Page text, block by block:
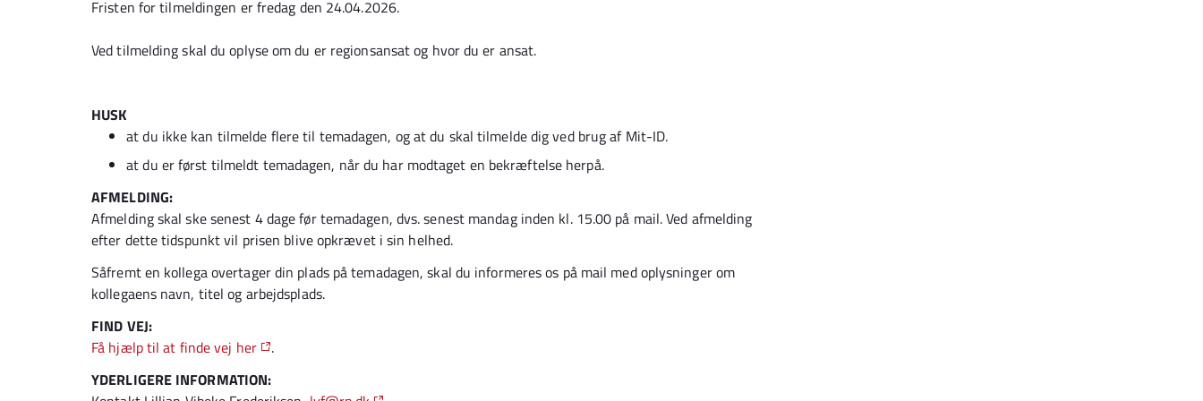
Fristen for tilmeldingen er fredag den 24.04.2026.
Ved tilmelding skal du oplyse om du er regionsansat og hvor du er ansat.
HUSK
at du ikke kan tilmelde flere til temadagen, og at du skal tilmelde dig ved brug af Mit-ID.
at du er først tilmeldt temadagen, når du har modtaget en bekræftelse herpå.
AFMELDING:
Afmelding skal ske senest 4 dage før temadagen, dvs. senest mandag inden kl. 15.00 på mail. Ved afmelding
efter dette tidspunkt vil prisen blive opkrævet i sin helhed.
Såfremt en kollega overtager din plads på temadagen, skal du informeres os på mail med oplysninger om
kollegaens navn, titel og arbejdsplads.
FIND VEJ:
Få hjælp til at finde vej her
.
YDERLIGERE INFORMATION: